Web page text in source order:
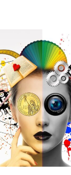
UND
WIE
VERSTEHT
UNS
EIN
COMPUTER?